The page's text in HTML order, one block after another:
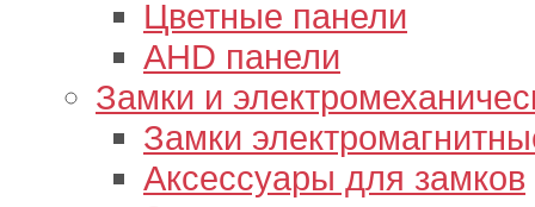
Цветные панели
AHD панели
Замки и
Замки
Аксессуары для замков